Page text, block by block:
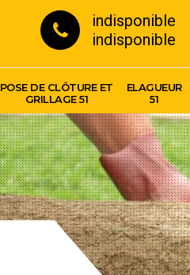
indisponible
indisponible
POSE DE CLÔTURE ET
GRILLAGE 51
ELAGUEUR
51